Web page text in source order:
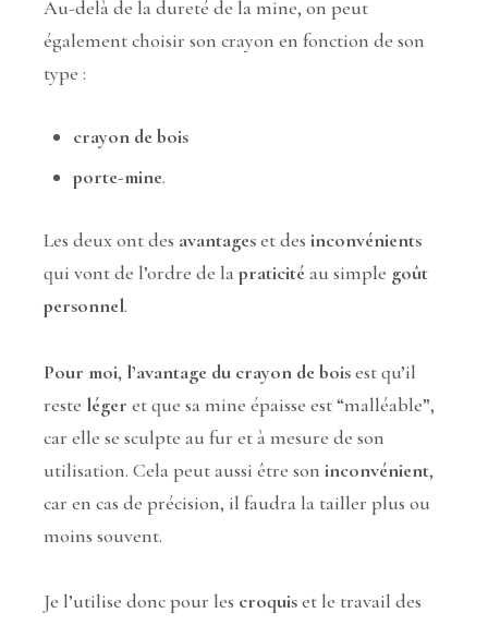
Au-delà de la dureté de la mine, on peut
également choisir son crayon en fonction de son
type :
crayon de bois
porte-mine.
Les deux ont des avantageset des inconvénients
qui vont de l’ordre de lapraticitéau simple goût
personnel.
Pour moi, l’avantage du crayon de boisest qu’il
reste léger et que sa mine épaisse est “malléable”,
car elle se sculpte au fur et à mesure de son
utilisation. Cela peut aussi être son inconvénient,
car en cas de précision, il faudra la tailler plus ou
moins souvent.
Je l’utilise donc pour les croquiset le travail des